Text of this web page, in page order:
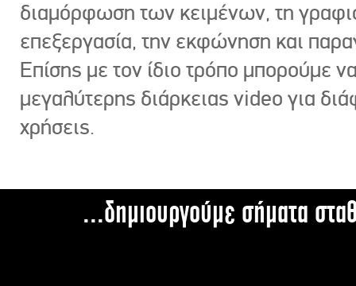
διαμόρφωση των κειμένων, τη
επεξεργασία, την εκφώνηση και
Επίσης με τον ίδιο τρόπο μπορούμε
μεγαλύτερης διάρκειας video για
χρήσεις.
...δημιουργούμε σήματα